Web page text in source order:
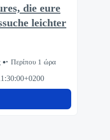
die eure
leichter
Περίπου 1 ώρα